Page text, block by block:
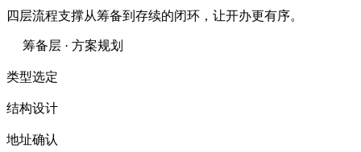
四层流程支撑从筹备到存续的闭环，让开办更有序。
筹备层 · 方案规划
类型选定
结构设计
地址确认